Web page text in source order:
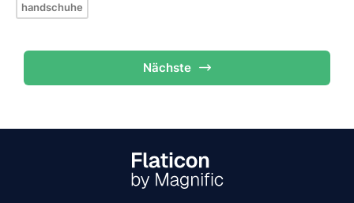
handschuhe
Nächste